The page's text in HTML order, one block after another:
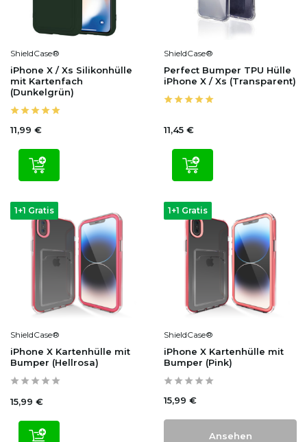
ShieldCase®
iPhone X / Xs Silikonhülle
mit Kartenfach
(Dunkelgrün)
11,99 €
ShieldCase®
Perfect Bumper TPU Hülle
iPhone X / Xs (Transparent)
11,45 €
1+1 Gratis
ShieldCase®
iPhone X Kartenhülle mit
Bumper (Hellrosa)
15,99 €
1+1 Gratis
ShieldCase®
iPhone X Kartenhülle mit
Bumper (Pink)
15,99 €
Ansehen